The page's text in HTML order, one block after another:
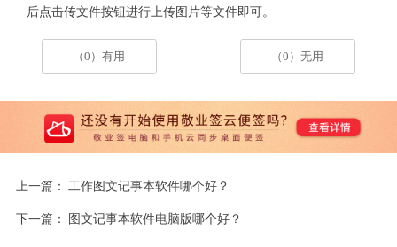
后点击传文件按钮进行上传图片等文件即可。
（0）有用 （0）无用
上一篇： 工作图文记事本软件哪个好？
下一篇： 图文记事本软件电脑版哪个好？